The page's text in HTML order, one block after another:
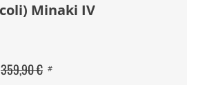
Set (2 articoli) Minaki IV
359,90 € #